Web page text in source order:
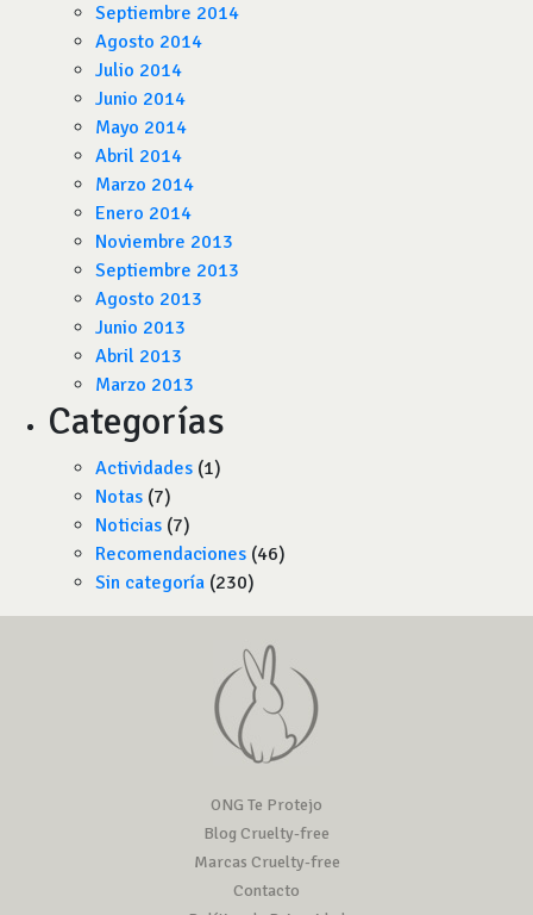
Septiembre 2014
Agosto 2014
Julio 2014
Junio 2014
Mayo 2014
Abril 2014
Marzo 2014
Enero 2014
Noviembre 2013
Septiembre 2013
Agosto 2013
Junio 2013
Abril 2013
Marzo 2013
Categorías
Actividades (1)
Notas (7)
Noticias (7)
Recomendaciones (46)
Sin categoría (230)
ONG Te Protejo
Blog Cruelty-free
Marcas Cruelty-free
Contacto